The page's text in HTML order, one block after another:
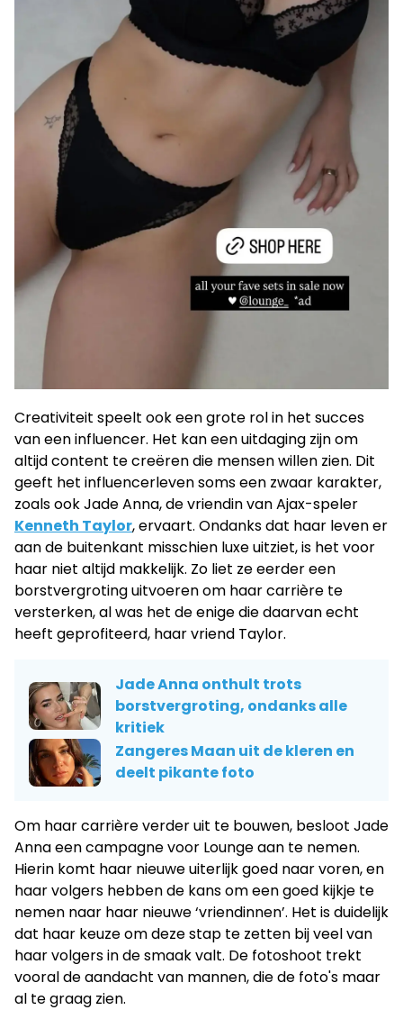
Creativiteit speelt ook een grote rol in het succes
van een influencer. Het kan een uitdaging zijn om
altijd content te creëren die mensen willen zien. Dit
geeft het influencerleven soms een zwaar karakter,
zoals ook Jade Anna, de vriendin van Ajax-speler
Kenneth Taylor, ervaart. Ondanks dat haar leven er
aan de buitenkant misschien luxe uitziet, is het voor
haar niet altijd makkelijk. Zo liet ze eerder een
borstvergroting uitvoeren om haar carrière te
versterken, al was het de enige die daarvan echt
heeft geprofiteerd, haar vriend Taylor.
Jade Anna onthult trots
borstvergroting, ondanks alle
kritiek
Zangeres Maan uit de kleren en
deelt pikante foto
Om haar carrière verder uit te bouwen, besloot Jade
Anna een campagne voor Lounge aan te nemen.
Hierin komt haar nieuwe uiterlijk goed naar voren, en
haar volgers hebben de kans om een goed kijkje te
nemen naar haar nieuwe ‘vriendinnen’. Het is duidelijk
dat haar keuze om deze stap te zetten bij veel van
haar volgers in de smaak valt. De fotoshoot trekt
vooral de aandacht van mannen, die de foto's maar
al te graag zien.